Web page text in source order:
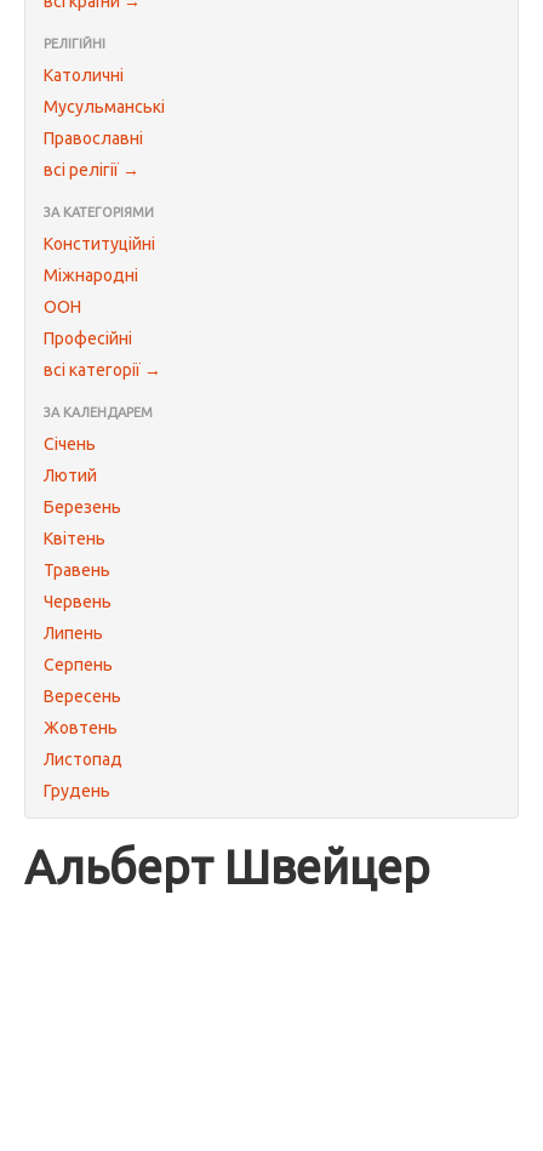
РЕЛІГІЙНІ
Католичні
Мусульманські
Православні
всі релігії →
ЗА КАТЕГОРІЯМИ
Конституційні
Міжнародні
ООН
Професійні
всі категорії →
ЗА КАЛЕНДАРЕМ
Січень
Лютий
Березень
Квітень
Травень
Червень
Липень
Серпень
Вересень
Жовтень
Листопад
Грудень
Альберт Швейцер